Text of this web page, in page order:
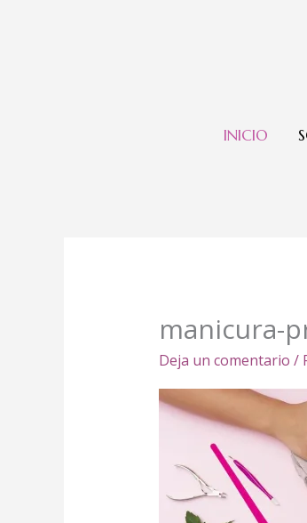
INICIO
manicura-
Deja un comentario /